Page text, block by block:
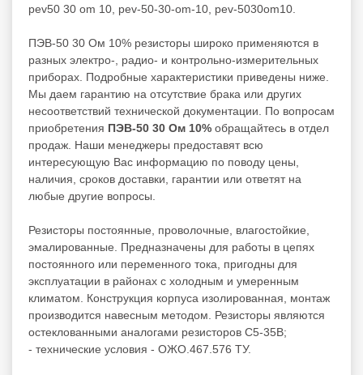
pev50 30 om 10, pev-50-30-om-10, pev-5030om10.
ПЭВ-50 30 Ом 10% резисторы широко применяются в
разных электро-, радио- и контрольно-измерительных
приборах. Подробные характеристики приведены ниже.
Мы даем гарантию на отсутствие брака или других
несоответствий технической документации. По вопросам
приобретения ПЭВ-50 30 Ом 10% обращайтесь в отдел
продаж. Наши менеджеры предоставят всю
интересующую Вас информацию по поводу цены,
наличия, сроков доставки, гарантии или ответят на
любые другие вопросы.
Резисторы постоянные, проволочные, влагостойкие,
эмалированные. Предназначены для работы в цепях
постоянного или переменного тока, пригодны для
эксплуатации в районах с холодным и умеренным
климатом. Конструкция корпуса изолированная, монтаж
производится навесным методом. Резисторы являются
остеклованными аналогами резисторов С5-35В;
- технические условия - ОЖО.467.576 ТУ.